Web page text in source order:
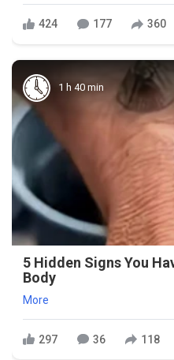
424 177 360
1 h 40 min
5 Hidden Signs You
Body
More
297 36 118